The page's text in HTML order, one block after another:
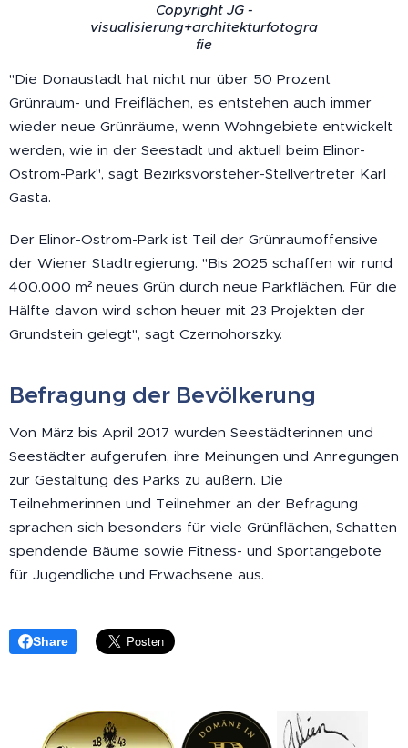
Copyright JG -
visualisierung+architekturfotogra
fie
"Die Donaustadt hat nicht nur über 50 Prozent
Grünraum- und Freiflächen, es entstehen auch immer
wieder neue Grünräume, wenn Wohngebiete entwickelt
werden, wie in der Seestadt und aktuell beim Elinor-
Ostrom-Park", sagt Bezirksvorsteher-Stellvertreter Karl
Gasta.
Der Elinor-Ostrom-Park ist Teil der Grünraumoffensive
der Wiener Stadtregierung. "Bis 2025 schaffen wir rund
400.000 m² neues Grün durch neue Parkflächen. Für die
Hälfte davon wird schon heuer mit 23 Projekten der
Grundstein gelegt", sagt Czernohorszky.
Befragung der Bevölkerung
Von März bis April 2017 wurden Seestädterinnen und
Seestädter aufgerufen, ihre Meinungen und Anregungen
zur Gestaltung des Parks zu äußern. Die
Teilnehmerinnen und Teilnehmer an der Befragung
sprachen sich besonders für viele Grünflächen, Schatten
spendende Bäume sowie Fitness- und Sportangebote
für Jugendliche und Erwachsene aus.
Share